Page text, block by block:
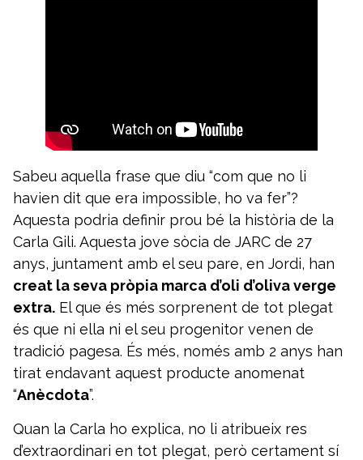
Sabeu aquella frase que diu “com que no li
havien dit que era impossible, ho va fer”?
Aquesta podria definir prou bé la història de la
Carla Gili. Aquesta jove sòcia de JARC de 27
anys, juntament amb el seu pare, en Jordi, han
creat la seva pròpia marca d’oli d’oliva verge
extra. El que és més sorprenent de tot plegat
és que ni ella ni el seu progenitor venen de
tradició pagesa. És més, només amb 2 anys han
tirat endavant aquest producte anomenat
“Anècdota”.
Quan la Carla ho explica, no li atribueix res
d’extraordinari en tot plegat, però certament sí